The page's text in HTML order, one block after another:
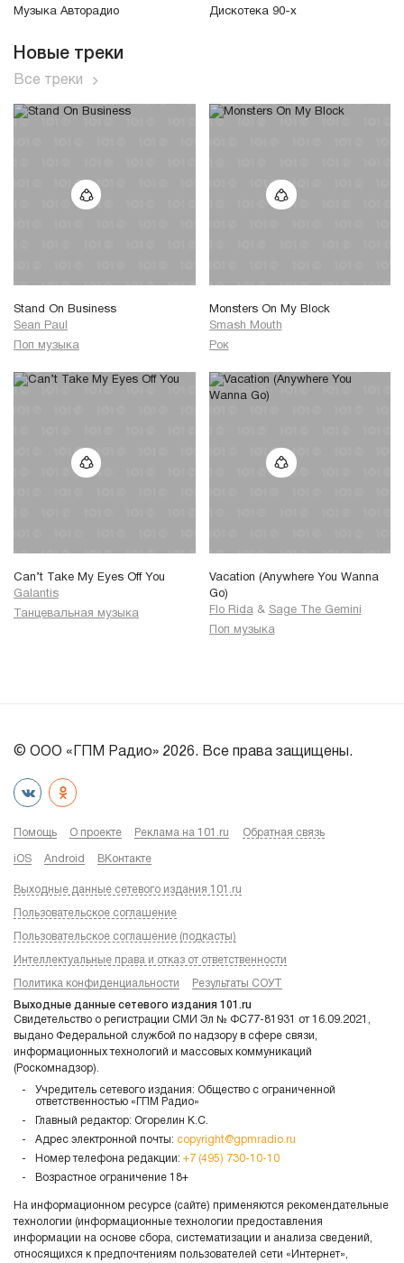
Музыка Авторадио Дискотека 90-х
Новые треки
Все треки
Stand On Business
Sean Paul
Поп музыка
Monsters On My Block
Smash Mouth
Рок
Can’t Take My Eyes Off You
Galantis
Танцевальная музыка
Vacation (Anywhere You Wanna
Go)
Flo Rida & Sage The Gemini
Поп музыка
© ООО «ГПМ Радио» 2026. Все права защищены.
Помощь О проекте Реклама на 101.ru Обратная связь
iOS Android ВКонтакте
Выходные данные сетевого издания 101.ru
Пользовательское соглашение
Пользовательское соглашение (подкасты)
Интеллектуальные права и отказ от ответственности
Политика конфиденциальности Результаты СОУТ
Выходные данные сетевого издания 101.ru
Свидетельство о регистрации СМИ Эл № ФС77-81931 от 16.09.2021,
выдано Федеральной службой по надзору в сфере связи,
информационных технологий и массовых коммуникаций
(Роскомнадзор).
Учредитель сетевого издания: Общество с ограниченной
ответственностью «ГПМ Радио»
Главный редактор: Огорелин К.С.
Адрес электронной почты: copyright@gpmradio.ru
Номер телефона редакции: +7 (495) 730-10-10
Возрастное ограничение 18+
На информационном ресурсе (сайте) применяются рекомендательные
технологии (информационные технологии предоставления
информации на основе сбора, систематизации и анализа сведений,
относящихся к предпочтениям пользователей сети «Интернет»,